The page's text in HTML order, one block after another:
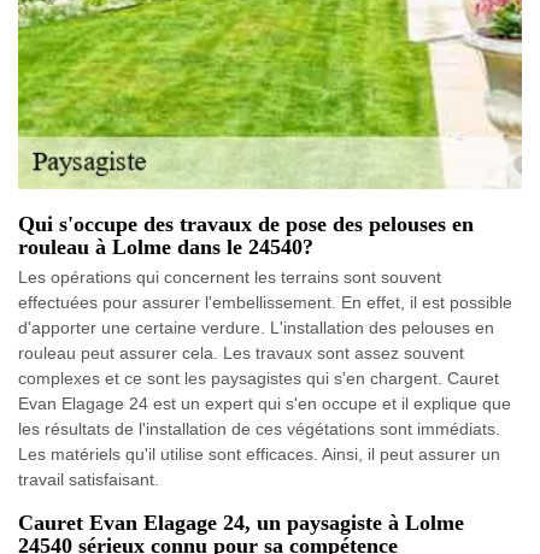
Qui s'occupe des travaux de pose des pelouses en
rouleau à Lolme dans le 24540?
Les opérations qui concernent les terrains sont souvent
effectuées pour assurer l'embellissement. En effet, il est possible
d'apporter une certaine verdure. L'installation des pelouses en
rouleau peut assurer cela. Les travaux sont assez souvent
complexes et ce sont les paysagistes qui s'en chargent. Cauret
Evan Elagage 24 est un expert qui s'en occupe et il explique que
les résultats de l'installation de ces végétations sont immédiats.
Les matériels qu'il utilise sont efficaces. Ainsi, il peut assurer un
travail satisfaisant.
Cauret Evan Elagage 24, un paysagiste à Lolme
24540 sérieux connu pour sa compétence